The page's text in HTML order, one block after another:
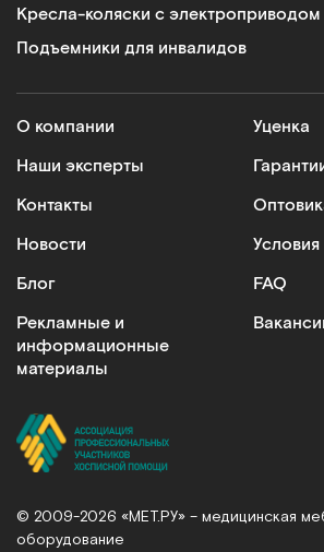
Кресла-коляски с электроприводом
Подъемники для инвалидов
О компании
Наши эксперты
Контакты
Новости
Блог
Рекламные и
информационные
материалы
Уценка
FAQ
© 2009-2026 «МЕТ.РУ» – медицинская
оборудование